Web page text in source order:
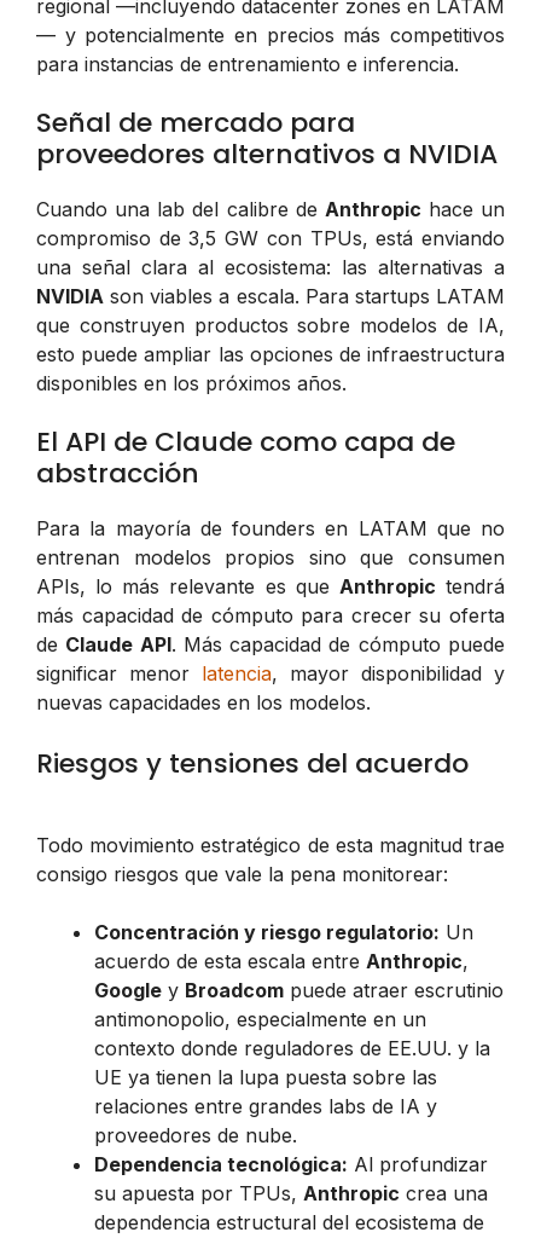
regional —incluyendo datacenter zones en LATAM
— y potencialmente en precios más competitivos
para instancias de entrenamiento e inferencia.
Señal de mercado para
proveedores alternativos a NVIDIA
Cuando una lab del calibre de Anthropic hace un
compromiso de 3,5 GW con TPUs, está enviando
una señal clara al ecosistema: las alternativas a
NVIDIA son viables a escala. Para startups LATAM
que construyen productos sobre modelos de IA,
esto puede ampliar las opciones de infraestructura
disponibles en los próximos años.
El API de Claude como capa de
abstracción
Para la mayoría de founders en LATAM que no
entrenan modelos propios sino que consumen
APIs, lo más relevante es que Anthropic tendrá
más capacidad de cómputo para crecer su oferta
de Claude API. Más capacidad de cómputo puede
significar menor latencia, mayor disponibilidad y
nuevas capacidades en los modelos.
Riesgos y tensiones del acuerdo
Todo movimiento estratégico de esta magnitud trae
consigo riesgos que vale la pena monitorear:
Concentración y riesgo regulatorio: Un
acuerdo de esta escala entre Anthropic,
Google y Broadcom puede atraer escrutinio
antimonopolio, especialmente en un
contexto donde reguladores de EE.UU. y la
UE ya tienen la lupa puesta sobre las
relaciones entre grandes labs de IA y
proveedores de nube.
Dependencia tecnológica: Al profundizar
su apuesta por TPUs, Anthropic crea una
dependencia estructural del ecosistema de